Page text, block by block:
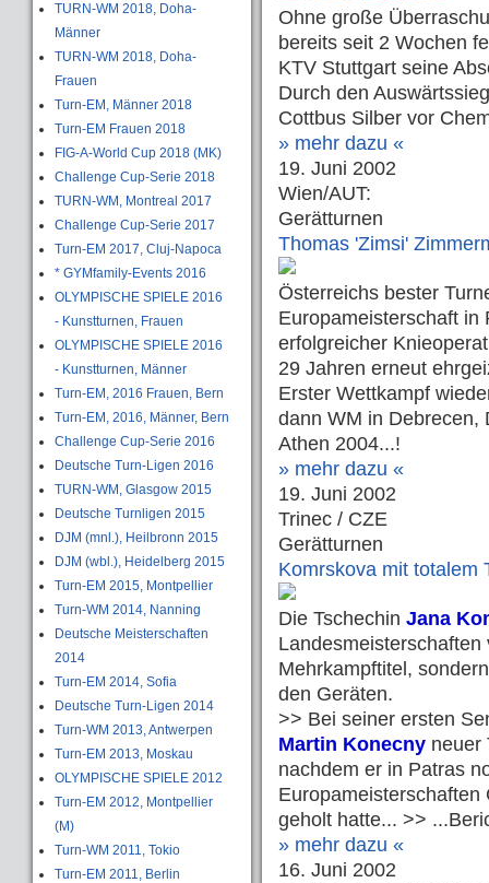
TURN-WM 2018, Doha-
Männer
TURN-WM 2018, Doha-
Frauen
Turn-EM, Männer 2018
Turn-EM Frauen 2018
FIG-A-World Cup 2018 (MK)
Challenge Cup-Serie 2018
TURN-WM, Montreal 2017
Challenge Cup-Serie 2017
Turn-EM 2017, Cluj-Napoca
* GYMfamily-Events 2016
OLYMPISCHE SPIELE 2016
- Kunstturnen, Frauen
OLYMPISCHE SPIELE 2016
- Kunstturnen, Männer
Turn-EM, 2016 Frauen, Bern
Turn-EM, 2016, Männer, Bern
Challenge Cup-Serie 2016
Deutsche Turn-Ligen 2016
TURN-WM, Glasgow 2015
Deutsche Turnligen 2015
DJM (mnl.), Heilbronn 2015
DJM (wbl.), Heidelberg 2015
Turn-EM 2015, Montpellier
Turn-WM 2014, Nanning
Deutsche Meisterschaften
2014
Turn-EM 2014, Sofia
Deutsche Turn-Ligen 2014
Turn-WM 2013, Antwerpen
Turn-EM 2013, Moskau
OLYMPISCHE SPIELE 2012
Turn-EM 2012, Montpellier
(M)
Turn-WM 2011, Tokio
Turn-EM 2011, Berlin
Ohne große
bereits seit 2 Wochen
KTV Stuttgart seine
Durch den
Cottbus Silber vor
» mehr dazu «
19. Juni 2002
Wien/AUT:
Gerätturnen
Thomas 'Zimsi'
Österreichs bester
Europameisterschaft in
erfolgreicher
29 Jahren erneut
Erster Wettkampf
dann WM in Debrecen,
Athen 2004...!
» mehr dazu «
19. Juni 2002
Trinec / CZE
Gerätturnen
Komrskova mit totalem
Die Tschechin Jana
Mehrkampftitel,
den Geräten.
>> Bei seiner ersten
Martin Konecny neuer
nachdem er in Patras
geholt hatte... >>
» mehr dazu «
16. Juni 2002